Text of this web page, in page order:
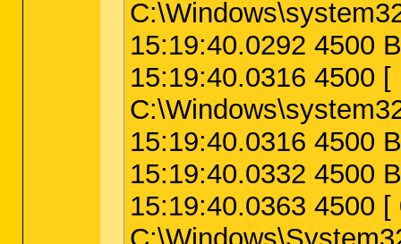
15:19:40.0292 4500
15:19:40.0316 4500
15:19:40.0316 4500
15:19:40.0332 4500
15:19:40.0363 4500